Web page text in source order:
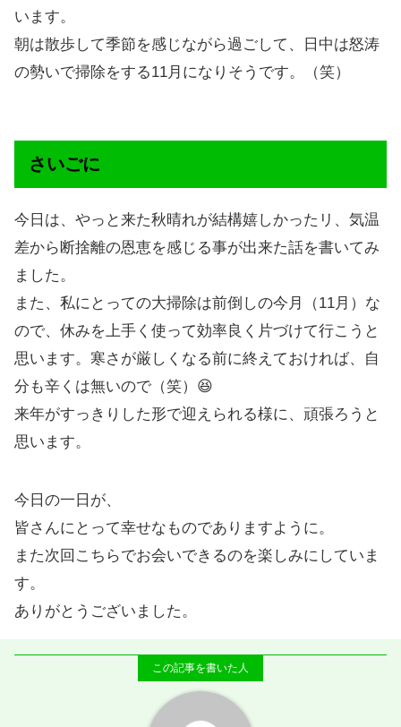
います。
朝は散歩して季節を感じながら過ごして、日中は怒涛
の勢いで掃除をする11月になりそうです。（笑）
さいごに
今日は、やっと来た秋晴れが結構嬉しかったリ、気温
差から断捨離の恩恵を感じる事が出来た話を書いてみ
ました。
また、私にとっての大掃除は前倒しの今月（11月）な
ので、休みを上手く使って効率良く片づけて行こうと
思います。寒さが厳しくなる前に終えておければ、自
分も辛くは無いので（笑）😆
来年がすっきりした形で迎えられる様に、頑張ろうと
思います。
今日の一日が、
皆さんにとって幸せなものでありますように。
また次回こちらでお会いできるのを楽しみにしていま
す。
ありがとうございました。